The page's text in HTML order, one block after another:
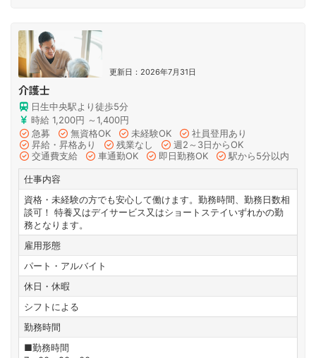
更新日：2026年7月31日
介護士
日生中央駅より徒歩5分
時給 1,200円 ～1,400円
急募
無資格OK 未経験OK
社員登用あり
昇給・昇格あり
残業なし
週2～3日からOK
交通費支給
車通勤OK 即日勤務OK 駅から5分以内
仕事内容
資格・未経験の方でも安心して働けます。勤務時間、勤務日数相
談可！ 特養又はデイサービス又はショートステイいずれかの勤
務となります。
雇用形態
パート・アルバイト
休日・休暇
シフトによる
勤務時間
■勤務時間